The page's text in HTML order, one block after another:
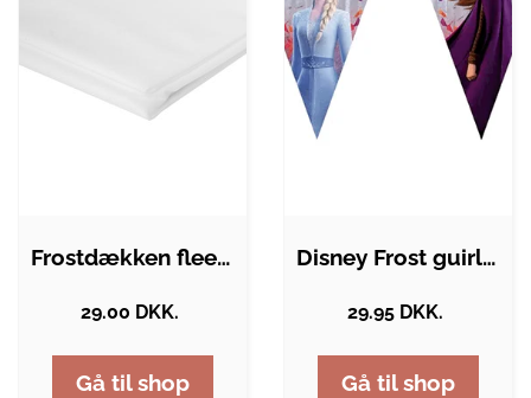
Frostdækken fleece hvid 2x2m
29.00 DKK.
Gå til shop
Disney Frost guirlander
29.95 DKK.
Gå til shop